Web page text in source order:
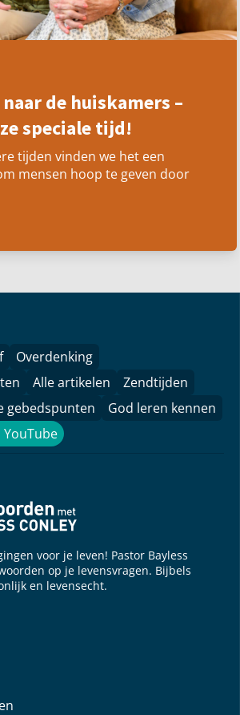
de huiskamers –
speciale tijd!
tijden vinden we het een
mensen hoop te geven door
Overdenking
Alle artikelen
Zendtijden
gebedspunten
God leren kennen
YouTube
YouTube
voor je leven! Pastor Bayless
op je levensvragen. Bijbels
en levensecht.